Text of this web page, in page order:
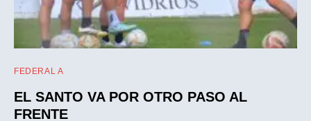
FEDERAL A
EL SANTO VA POR OTRO PASO AL
FRENTE